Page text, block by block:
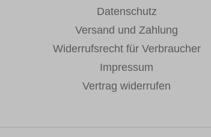
Datenschutz
Versand und Zahlung
Widerrufsrecht für Verbraucher
Impressum
Vertrag widerrufen